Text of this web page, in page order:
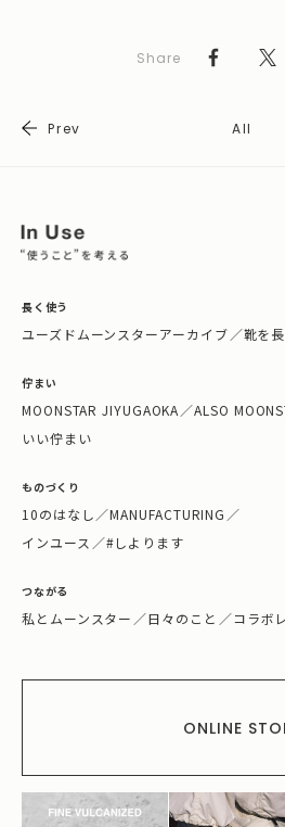
Share
Prev All
長く使う
ユーズドムーンスターアーカイブ ／靴を
佇まい
MOONSTAR JIYUGAOKA ／ALSO
いい佇まい
ものづくり
10のはなし ／MANUFACTURING ／
インユース ／#しよります
つながる
私とムーンスター ／日々のこと ／コラボ
ONLINE